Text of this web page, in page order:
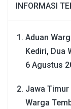
INFORMASI
Aduan
Kediri, Dua
6 Agustus
Jawa Timur
Warga